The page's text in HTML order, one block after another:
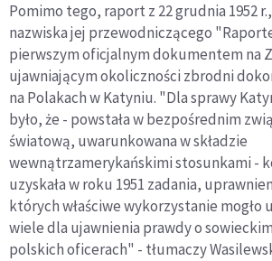
Pomimo tego, raport z 22 grudnia 1952
nazwiska jej przewodniczącego
pierwszym oficjalnym dokumentem na
ujawniającym okoliczności zbrodni
na Polakach w Katyniu. "Dla sprawy
było, że - powstała w bezpośrednim
światową, uwarunkowana w składzie
wewnątrzamerykańskimi stosunkami -
uzyskała w roku 1951 zadania,
których właściwe wykorzystanie mogło
wiele dla ujawnienia prawdy o
polskich oficerach" - tłumaczy